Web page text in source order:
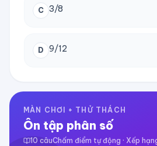
C 3/8
D 9/12
MÀN CHƠI + THỬ THÁCH
Ôn tập phân số
10 câuChấm điểm tự động · Xếp